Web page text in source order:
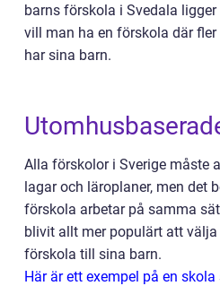
barns förskola i Svedala
vill man ha en förskola där
har sina barn.
Alla förskolor i Sverige måste
lagar och läroplaner, men det
förskola arbetar på samma
blivit allt mer populärt att
förskola till sina barn.
Här är ett exempel på en